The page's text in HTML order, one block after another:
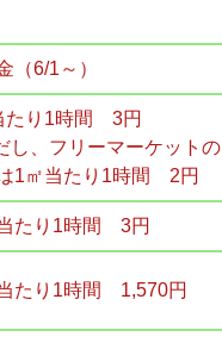
（6/1～）
たり1時間 3円
し、フリーマーケットの
1㎡当たり1時間 2円
たり1時間 3円
たり1時間 1,570円